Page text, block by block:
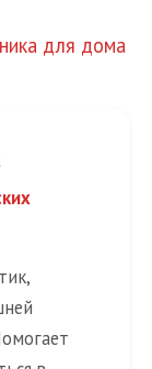
для дома